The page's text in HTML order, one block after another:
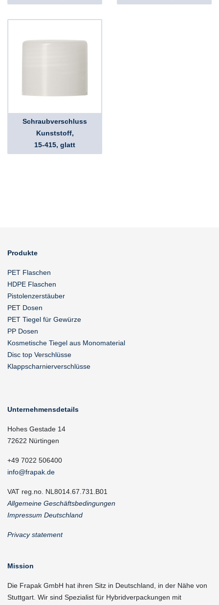
Schraubverschluss
Kunststoff,
15-415, glatt
Produkte
PET Flaschen
HDPE Flaschen
Pistolenzerstäuber
PET Dosen
PET Tiegel für Gewürze
PP Dosen
Kosmetische Tiegel aus Monomaterial
Disc top Verschlüsse
Klappscharnierverschlüsse
Unternehmensdetails
Hohes Gestade 14
72622 Nürtingen
+49 7022 506400
info@frapak.de
VAT reg.no. NL8014.67.731.B01
Allgemeine Geschäftsbedingungen
Impressum Deutschland
Privacy statement
Mission
Die Frapak GmbH hat ihren Sitz in Deutschland, in der Nähe von
Stuttgart. Wir sind Spezialist für Hybridverpackungen mit